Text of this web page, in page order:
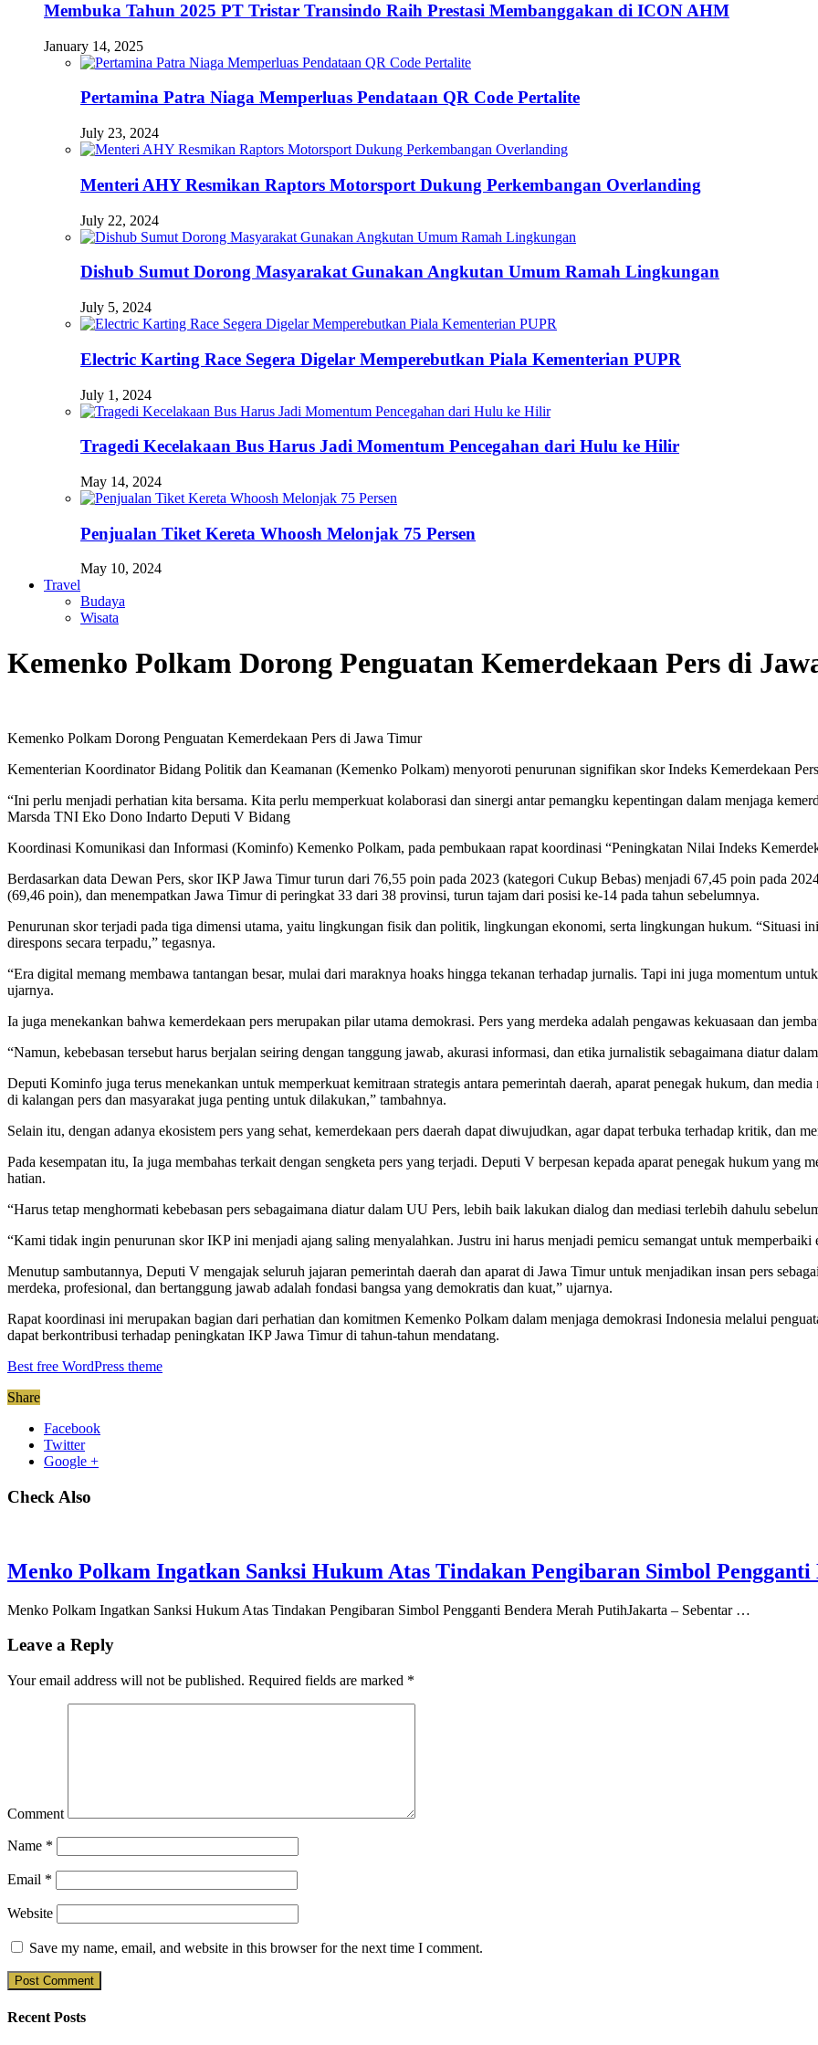
Membuka Tahun 2025 PT Tristar Transindo Raih Prestasi Membanggakan di ICON AHM
January 14, 2025
Pertamina Patra Niaga Memperluas Pendataan QR Code Pertalite
July 23, 2024
Menteri AHY Resmikan Raptors Motorsport Dukung Perkembangan Overlanding
July 22, 2024
Dishub Sumut Dorong Masyarakat Gunakan Angkutan Umum Ramah Lingkungan
July 5, 2024
Electric Karting Race Segera Digelar Memperebutkan Piala Kementerian PUPR
July 1, 2024
Tragedi Kecelakaan Bus Harus Jadi Momentum Pencegahan dari Hulu ke Hilir
May 14, 2024
Penjualan Tiket Kereta Whoosh Melonjak 75 Persen
May 10, 2024
Travel
Budaya
Wisata
Kemenko Polkam Dorong Penguatan Kemerdekaan Pers di
Kemenko Polkam Dorong Penguatan Kemerdekaan Pers di Jawa Timur
Kementerian Koordinator Bidang Politik dan Keamanan (Kemenko Polkam) menyoroti penurunan signifikan skor Indeks Kemerdekaan
“Ini perlu menjadi perhatian kita bersama. Kita perlu memperkuat kolaborasi dan sinergi antar pemangku kepentingan dalam menjaga
Marsda TNI Eko Dono Indarto Deputi V Bidang
Koordinasi Komunikasi dan Informasi (Kominfo) Kemenko Polkam, pada pembukaan rapat koordinasi “Peningkatan Nilai Indeks
Berdasarkan data Dewan Pers, skor IKP Jawa Timur turun dari 76,55 poin pada 2023 (kategori Cukup Bebas) menjadi 67,45 poin pada
(69,46 poin), dan menempatkan Jawa Timur di peringkat 33 dari 38 provinsi, turun tajam dari posisi ke-14 pada tahun sebelumnya.
Penurunan skor terjadi pada tiga dimensi utama, yaitu lingkungan fisik dan politik, lingkungan ekonomi, serta lingkungan hukum. “Situasi
direspons secara terpadu,” tegasnya.
“Era digital memang membawa tantangan besar, mulai dari maraknya hoaks hingga tekanan terhadap jurnalis. Tapi ini juga momentum
ujarnya.
Ia juga menekankan bahwa kemerdekaan pers merupakan pilar utama demokrasi. Pers yang merdeka adalah pengawas kekuasaan dan
“Namun, kebebasan tersebut harus berjalan seiring dengan tanggung jawab, akurasi informasi, dan etika jurnalistik sebagaimana diatur
Deputi Kominfo juga terus menekankan untuk memperkuat kemitraan strategis antara pemerintah daerah, aparat penegak hukum, dan
di kalangan pers dan masyarakat juga penting untuk dilakukan,” tambahnya.
Selain itu, dengan adanya ekosistem pers yang sehat, kemerdekaan pers daerah dapat diwujudkan, agar dapat terbuka terhadap kritik, dan
Pada kesempatan itu, Ia juga membahas terkait dengan sengketa pers yang terjadi. Deputi V berpesan kepada aparat penegak hukum yang
hatian.
“Harus tetap menghormati kebebasan pers sebagaimana diatur dalam UU Pers, lebih baik lakukan dialog dan mediasi terlebih dahulu
“Kami tidak ingin penurunan skor IKP ini menjadi ajang saling menyalahkan. Justru ini harus menjadi pemicu semangat untuk memperbaiki
Menutup sambutannya, Deputi V mengajak seluruh jajaran pemerintah daerah dan aparat di Jawa Timur untuk menjadikan insan pers
merdeka, profesional, dan bertanggung jawab adalah fondasi bangsa yang demokratis dan kuat,” ujarnya.
Rapat koordinasi ini merupakan bagian dari perhatian dan komitmen Kemenko Polkam dalam menjaga demokrasi Indonesia melalui
dapat berkontribusi terhadap peningkatan IKP Jawa Timur di tahun-tahun mendatang.
Best free WordPress theme
Share
Facebook
Twitter
Google +
Check Also
Menko Polkam Ingatkan Sanksi Hukum Atas Tindakan Pengibaran Simbol
Menko Polkam Ingatkan Sanksi Hukum Atas Tindakan Pengibaran Simbol Pengganti Bendera Merah PutihJakarta – Sebentar …
Leave a Reply
Your email address will not be published. Required fields are marked *
Comment
Name *
Email *
Website
Save my name, email, and website in this browser for the next time I comment.
Recent Posts